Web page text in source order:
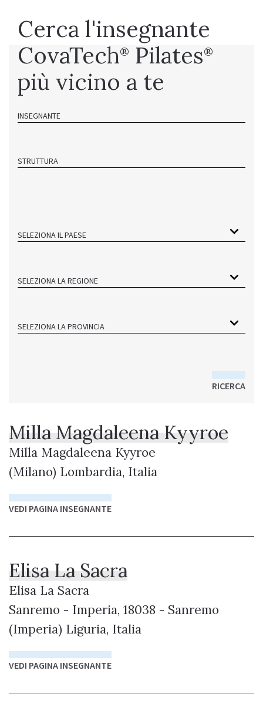
Cerca l'insegnante
CovaTech® Pilates®
più vicino a te
INSEGNANTE
STRUTTURA
SELEZIONA IL PAESE
SELEZIONA LA REGIONE
SELEZIONA LA PROVINCIA
RICERCA
Milla Magdaleena Kyyroe
Milla Magdaleena Kyyroe
(Milano) Lombardia, Italia
VEDI PAGINA INSEGNANTE
Elisa La Sacra
Elisa La Sacra
Sanremo - Imperia, 18038 - Sanremo
(Imperia) Liguria, Italia
VEDI PAGINA INSEGNANTE